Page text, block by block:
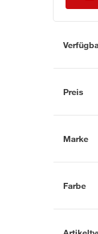
Preis
Marke
Marke
Farbe